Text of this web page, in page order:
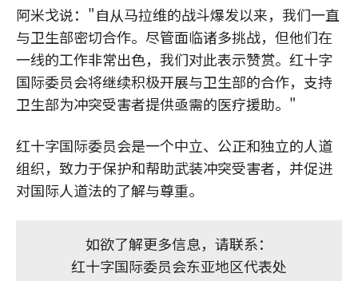
阿米戈说："自从马拉维的战斗爆发以来，我们一直
与卫生部密切合作。尽管面临诸多挑战，但他们在
一线的工作非常出色，我们对此表示赞赏。红十字
国际委员会将继续积极开展与卫生部的合作，支持
卫生部为冲突受害者提供亟需的医疗援助。"
红十字国际委员会是一个中立、公正和独立的人道
组织，致力于保护和帮助武装冲突受害者，并促进
对国际人道法的了解与尊重。
如欲了解更多信息，请联系：
红十字国际委员会东亚地区代表处